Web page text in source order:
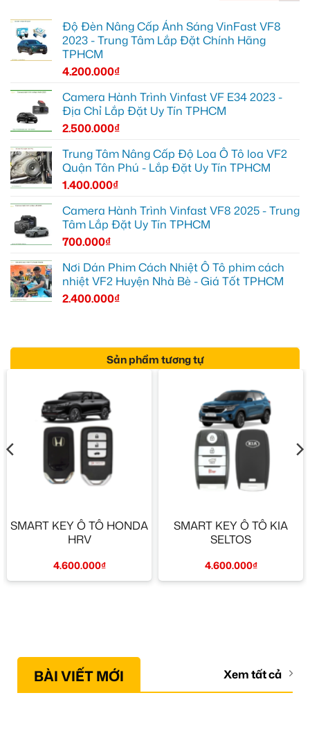
Độ Đèn Nâng Cấp Ánh Sáng VinFast VF8
2023 - Trung Tâm Lắp Đặt Chính Hãng
TPHCM
4.200.000₫
Camera Hành Trình Vinfast VF E34 2023 -
Địa Chỉ Lắp Đặt Uy Tín TPHCM
2.500.000₫
Trung Tâm Nâng Cấp Độ Loa Ô Tô loa VF2
Quận Tân Phú - Lắp Đặt Uy Tín TPHCM
1.400.000₫
Camera Hành Trình Vinfast VF8 2025 - Trung
Tâm Lắp Đặt Uy Tín TPHCM
700.000₫
Nơi Dán Phim Cách Nhiệt Ô Tô phim cách
nhiệt VF2 Huyện Nhà Bè - Giá Tốt TPHCM
2.400.000₫
Sản phẩm tương tự
SMART KEY Ô TÔ HONDA
HRV
4.600.000₫
SMART KEY Ô TÔ KIA
SELTOS
4.600.000₫
BÀI VIẾT MỚI Xem tất cả